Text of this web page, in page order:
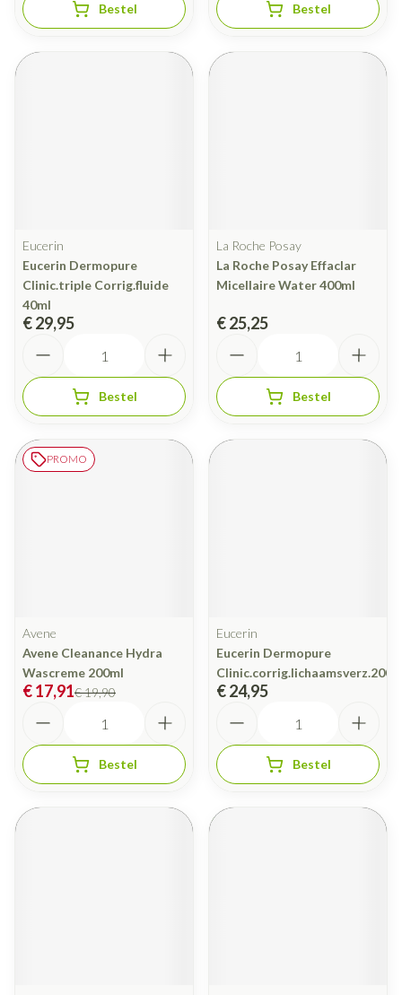
Bestel Bestel
Eucerin
Eucerin Dermopure
Clinic.triple Corrig.fluide
40ml
€ 29,95
Bestel
La Roche Posay
La Roche Posay Effaclar
Micellaire Water 400ml
€ 25,25
Bestel
PROMO
Avene
Avene Cleanance Hydra
Wascreme 200ml
€ 19,90
€ 17,91
Bestel
Eucerin
Eucerin Dermopure
€ 24,95
Bestel